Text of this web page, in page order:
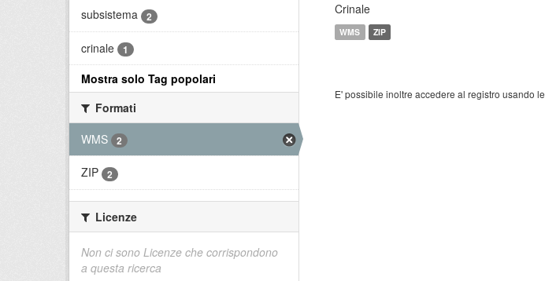
subsistema 2
crinale 1
Mostra solo Tag popolari
Formati
WMS
2
ZIP 2
Licenze
Non ci sono Licenze che corrispondono
a questa ricerca
Crinale
WMS ZIP
E' possibile inoltre accedere al registro usando le